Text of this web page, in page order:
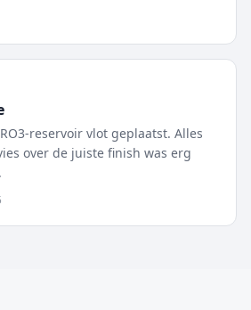
reservoir vlot geplaatst. Alles
over de juiste finish was erg